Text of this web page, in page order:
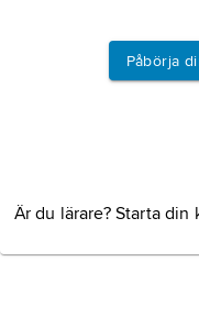
Påbörja
Är du lärare? Starta